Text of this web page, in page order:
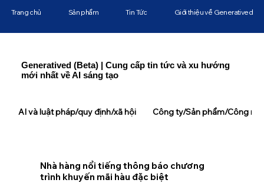
Generatived (Beta) | Cung cấp tin tức và xu hướng
mới nhất về AI sáng tạo
Nhà hàng nổi tiếng thông báo chương
trình khuyến mãi hàu đặc biệt
Trang chủ Sản phẩm Tin Tức Giới thiệu về Generatived
AI và luật pháp/quy định/xã hội Công ty/Sản phẩm/Công